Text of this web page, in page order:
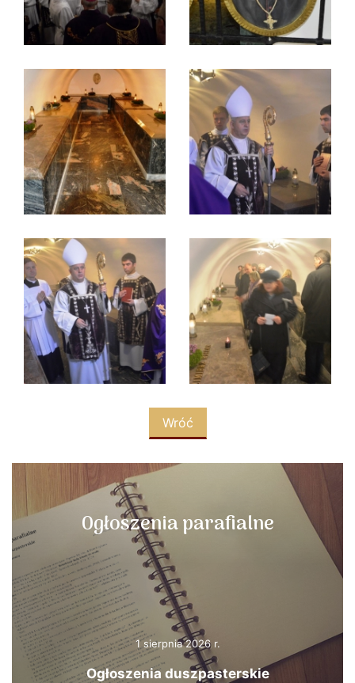
Wróć
Ogłoszenia parafialne
1 sierpnia 2026 r.
Ogłoszenia duszpasterskie